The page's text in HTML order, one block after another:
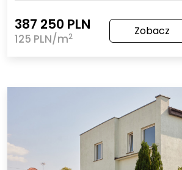
387 250 PLN
125 PLN/m2 Zobacz